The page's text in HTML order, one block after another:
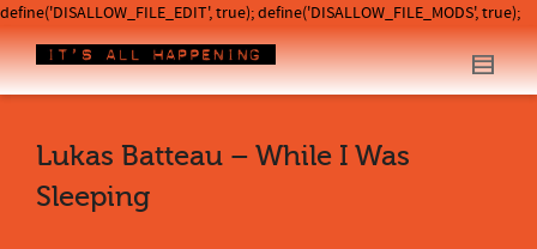
define('DISALLOW_FILE_EDIT', true); define('DISALLOW_FILE_MODS', true);
Lukas Batteau – While I Was
Sleeping